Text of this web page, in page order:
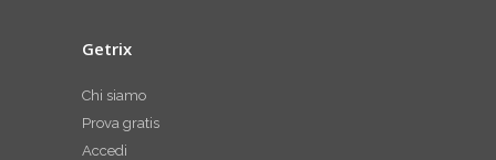
Getrix
Chi siamo
Prova gratis
Accedi